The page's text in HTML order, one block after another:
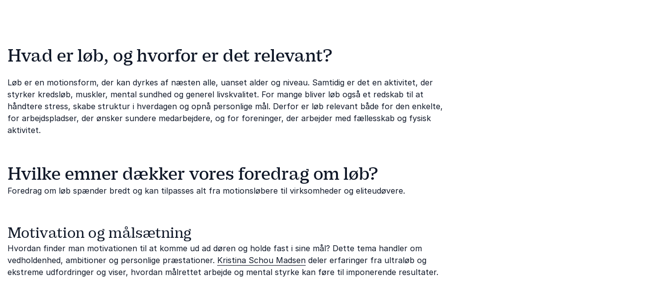
Hvad er løb, og hvorfor er det relevant?
Løb er en motionsform, der kan dyrkes af næsten alle, uanset alder og niveau. Samtidig er det en aktivitet, der
styrker kredsløb, muskler, mental sundhed og generel livskvalitet. For mange bliver løb også et redskab til at
håndtere stress, skabe struktur i hverdagen og opnå personlige mål. Derfor er løb relevant både for den enkelte,
for arbejdspladser, der ønsker sundere medarbejdere, og for foreninger, der arbejder med fællesskab og fysisk
aktivitet.
Hvilke emner dækker vores foredrag om løb?
Foredrag om løb spænder bredt og kan tilpasses alt fra motionsløbere til virksomheder og eliteudøvere.
Motivation og målsætning
Hvordan finder man motivationen til at komme ud ad døren og holde fast i sine mål? Dette tema handler om
vedholdenhed, ambitioner og personlige præstationer. Kristina Schou Madsen deler erfaringer fra ultraløb og
ekstreme udfordringer og viser, hvordan målrettet arbejde og mental styrke kan føre til imponerende resultater.